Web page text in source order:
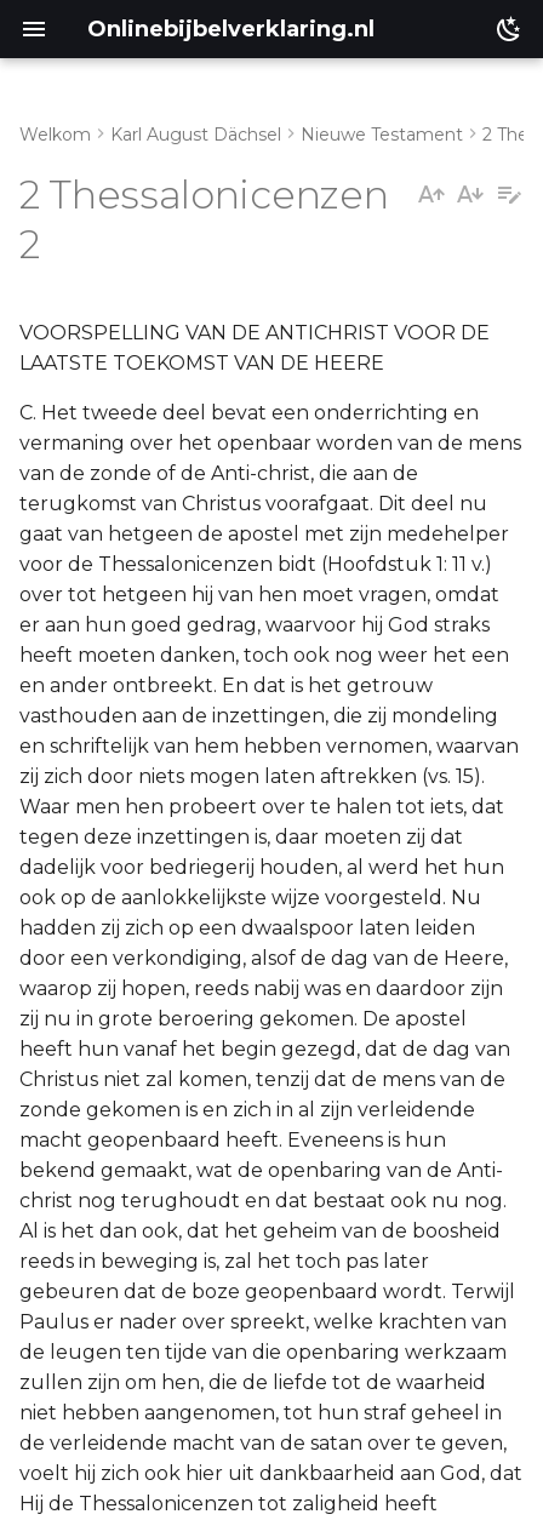
Onlinebijbelverklaring.nl
Leviticus
Numeri
Ruth
Prediker
Jona
Hábakuk
Welkom Karl August Dächsel Nieuwe Testament 2
2 Thessalonicenzen
2
VOORSPELLING VAN DE ANTICHRIST VOOR DE
LAATSTE TOEKOMST VAN DE HEERE
C. Het tweede deel bevat een onderrichting en
vermaning over het openbaar worden van de mens
van de zonde of de Anti-christ, die aan de
terugkomst van Christus voorafgaat. Dit deel nu
gaat van hetgeen de apostel met zijn medehelper
voor de Thessalonicenzen bidt (Hoofdstuk 1: 11 v.)
over tot hetgeen hij van hen moet vragen, omdat
er aan hun goed gedrag, waarvoor hij God straks
heeft moeten danken, toch ook nog weer het een
en ander ontbreekt. En dat is het getrouw
vasthouden aan de inzettingen, die zij mondeling
en schriftelijk van hem hebben vernomen, waarvan
zij zich door niets mogen laten aftrekken (vs. 15).
Waar men hen probeert over te halen tot iets, dat
tegen deze inzettingen is, daar moeten zij dat
dadelijk voor bedriegerij houden, al werd het hun
ook op de aanlokkelijkste wijze voorgesteld. Nu
hadden zij zich op een dwaalspoor laten leiden
door een verkondiging, alsof de dag van de Heere,
waarop zij hopen, reeds nabij was en daardoor zijn
zij nu in grote beroering gekomen. De apostel
heeft hun vanaf het begin gezegd, dat de dag van
Christus niet zal komen, tenzij dat de mens van de
zonde gekomen is en zich in al zijn verleidende
macht geopenbaard heeft. Eveneens is hun
bekend gemaakt, wat de openbaring van de Anti-
christ nog terughoudt en dat bestaat ook nu nog.
Al is het dan ook, dat het geheim van de boosheid
reeds in beweging is, zal het toch pas later
gebeuren dat de boze geopenbaard wordt. Terwijl
Paulus er nader over spreekt, welke krachten van
de leugen ten tijde van die openbaring werkzaam
zullen zijn om hen, die de liefde tot de waarheid
niet hebben aangenomen, tot hun straf geheel in
de verleidende macht van de satan over te geven,
voelt hij zich ook hier uit dankbaarheid aan God, dat
Hij de Thessalonicenzen tot zaligheid heeft